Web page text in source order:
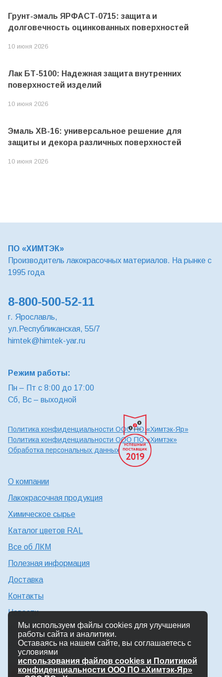
Грунт-эмаль ЯРФАСТ-0715: защита и
долговечность оцинкованных поверхностей
10 июня 2026
Лак БТ-5100: Надежная защита внутренних
поверхностей изделий
10 июня 2026
Эмаль ХВ-16: универсальное решение для
защиты и декора различных поверхностей
10 июня 2026
ПО «ХИМТЭК»
Производитель лакокрасочных материалов. На рынке с
1995 года
8-800-500-52-11
г. Ярославль,
ул.Республиканская, 55/7
himtek@himtek-yar.ru
Режим работы:
Пн – Пт с 8:00 до 17:00
Сб, Вс – выходной
Политика конфиденциальности ООО ПО «Химтэк-Яр»
Политика конфиденциальности ООО ПО «Химтэк»
Обработка персональных данных
О компании
Лакокрасочная продукция
Химическое сырье
Каталог цветов RAL
Все об ЛКМ
Полезная информация
Доставка
Контакты
Новости
Консультация технолога
Работа в Химтэк
Мы используем файлы cookies для улучшения
работы сайта и аналитики.
Оставаясь на нашем сайте, вы соглашаетесь с
условиями
использования файлов cookies и Политикой
конфиденциальности ООО ПО «Химтэк-Яр»